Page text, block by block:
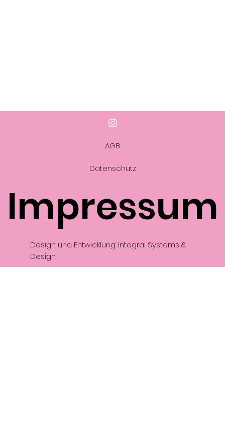
Design und Entwicklung: Integral Systems &
Design
AGB
Datenschutz
Impressum